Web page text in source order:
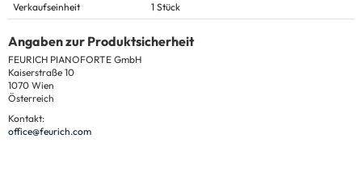
Verkaufseinheit
1 Stück
Angaben zur Produktsicherheit
FEURICH PIANOFORTE GmbH
Kaiserstraße 10
1070 Wien
Österreich
Kontakt:
office@feurich.com